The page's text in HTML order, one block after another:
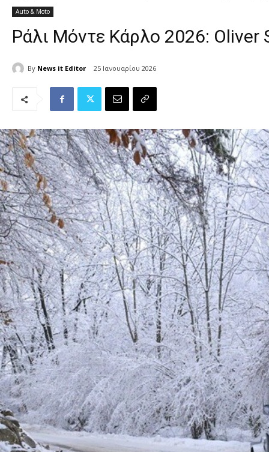
Auto & Moto
Ράλι Μόντε Κάρλο 2026: Oliver
By News it Editor 25 Ιανουαρίου 2026